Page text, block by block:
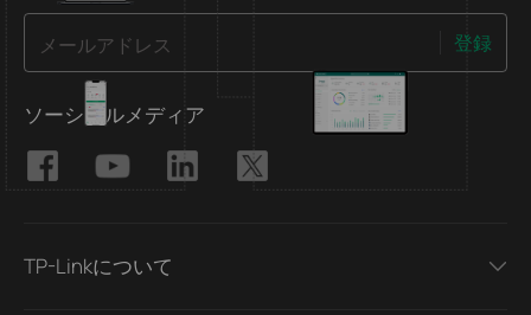
メールアドレス 登録
ソーシャルメディア
TP-Linkについて